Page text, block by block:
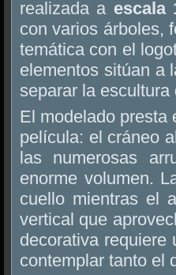
realizada a escala
con varios árboles,
temática con el
elementos sitúan a
separar la
El modelado presta
película: el cráneo
las numerosas
enorme volumen.
cuello mientras el
vertical que
decorativa requiere
contemplar tanto el